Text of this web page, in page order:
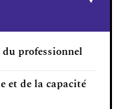
du professionnel
et de la capacité